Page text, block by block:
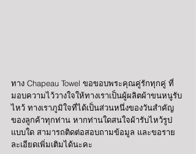
ทาง Chapeau Towel ขอขอบพระคุณคู่รักทุกคู่ ที่
มอบความไว้วางใจให้ทางเราเป็นผู้ผลิตผ้าขนหนูรับ
ไหว้ ทางเราภูมิใจที่ได้เป็นส่วนหนึ่งของวันสำคัญ
ของลูกค้าทุกท่าน หากท่านใดสนใจผ้ารับไหว้รูป
แบบใด สามารถติดต่อสอบถามข้อมูล และขอราย
ละเอียดเพิ่มเติมได้นะคะ